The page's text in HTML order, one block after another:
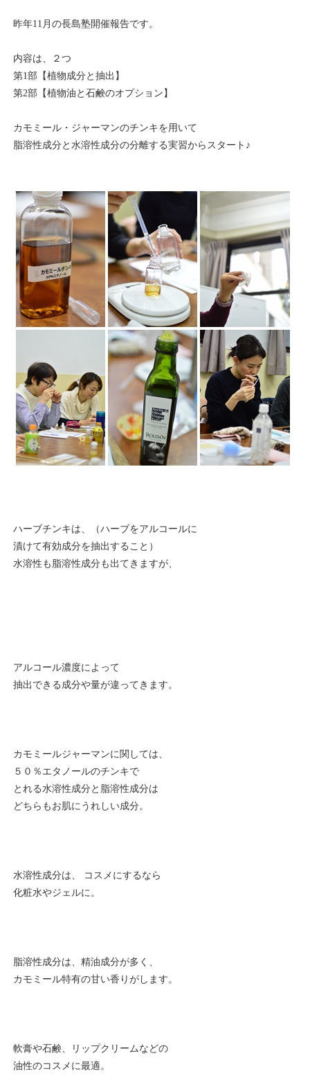
昨年11月の長島塾開催報告です。
内容は、２つ
第1部【植物成分と抽出】
第2部【植物油と石鹸のオプション】
カモミール・ジャーマンのチンキを用いて
脂溶性成分と水溶性成分の分離する実習からスタート♪
ハーブチンキは、（ハーブをアルコールに
漬けて有効成分を抽出すること）
水溶性も脂溶性成分も出てきますが、
アルコール濃度によって
抽出できる成分や量が違ってきます。
カモミールジャーマンに関しては、
５０％エタノールのチンキで
とれる水溶性成分と脂溶性成分は
どちらもお肌にうれしい成分。
水溶性成分は、 コスメにするなら
化粧水やジェルに。
脂溶性成分は、精油成分が多く、
カモミール特有の甘い香りがします。
軟膏や石鹸、リップクリームなどの
油性のコスメに最適。